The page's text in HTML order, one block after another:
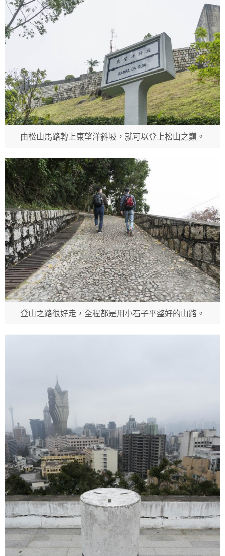
由松山馬路轉上東望洋斜坡，就可以登上松山之巔。
登山之路很好走，全程都是用小石子平整好的山路。